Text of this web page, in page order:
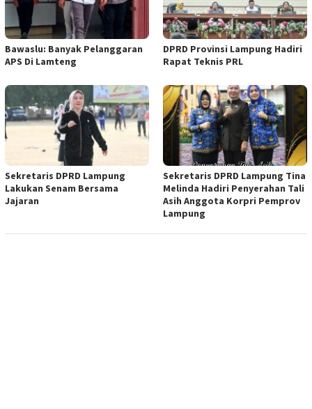
Bawaslu: Banyak Pelanggaran
APS Di Lamteng
DPRD Provinsi Lampung Hadiri
Rapat Teknis PRL
Sekretaris DPRD Lampung
Lakukan Senam Bersama
Jajaran
Sekretaris DPRD Lampung Tina
Melinda Hadiri Penyerahan Tali
Asih Anggota Korpri Pemprov
Lampung